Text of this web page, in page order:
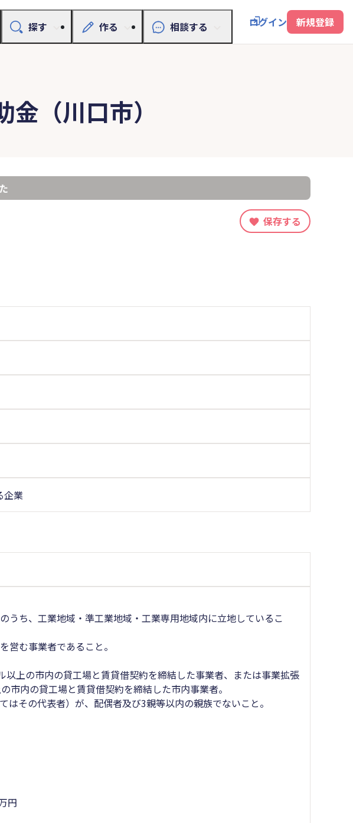
探す 作る 相談する ログイン 新規登録
（川口市）
保存する
企業
うち、工業地域・準工業地域・工業専用地域内に立地しているこ
営む事業者であること。
上の市内の貸工場と賃貸借契約を締結した事業者、または事業拡張
市内の貸工場と賃貸借契約を締結した市内事業者。
はその代表者）が、配偶者及び3親等以内の親族でないこと。
円